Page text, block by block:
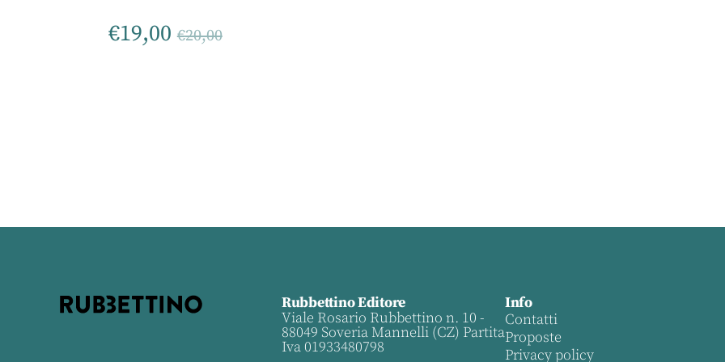
€19,00 €20,00
Rubbettino Editore
Viale Rosario Rubbettino n. 10 -
88049 Soveria Mannelli (CZ) Partita
Iva 01933480798
Info
Contatti
Proposte
Privacy policy